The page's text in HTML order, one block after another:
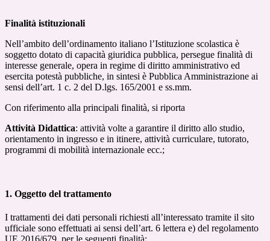
Finalità istituzionali
Nell’ambito dell’ordinamento italiano l’Istituzione scolastica è
soggetto dotato di capacità giuridica pubblica, persegue finalità di
interesse generale, opera in regime di diritto amministrativo ed
esercita potestà pubbliche, in sintesi è Pubblica Amministrazione ai
sensi dell’art. 1 c. 2 del D.lgs. 165/2001 e ss.mm.
Con riferimento alla principali finalità, si riporta
Attività Didattica: attività volte a garantire il diritto allo studio,
orientamento in ingresso e in itinere, attività curriculare, tutorato,
programmi di mobilità internazionale ecc.;
1. Oggetto del trattamento
I trattamenti dei dati personali richiesti all’interessato tramite il sito
ufficiale sono effettuati ai sensi dell’art. 6 lettera e) del regolamento